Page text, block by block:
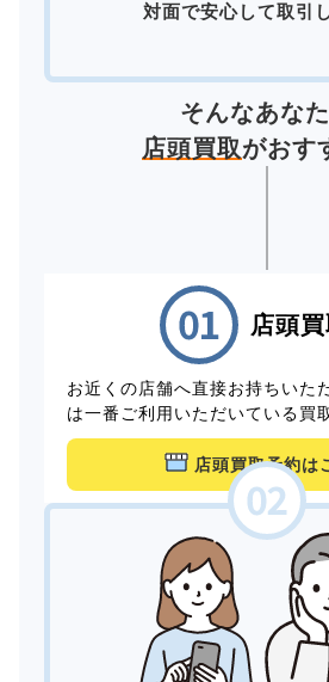
対面で安心して取引
そんなあな
店頭買取がおす
店頭買
お近くの店舗へ直接お持ちいた
は一番ご利用いただいている買
店頭買取予約は